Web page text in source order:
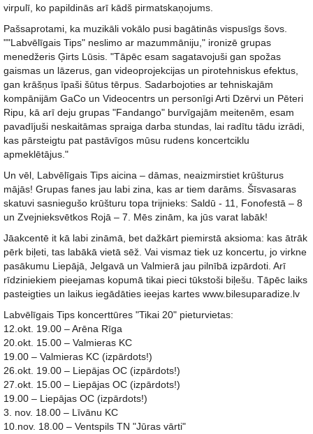
virpulī, ko papildinās arī kādš pirmatskaņojums.
Pašsaprotami, ka muzikāli vokālo pusi bagātinās vispusīgs šovs.
""Labvēlīgais Tips" neslimo ar mazummāniju," ironizē grupas
menedžeris Ģirts Lūsis. "Tāpēc esam sagatavojuši gan spožas
gaismas un lāzerus, gan videoprojekcijas un pirotehniskus efektus,
gan krāšņus īpaši šūtus tērpus. Sadarbojoties ar tehniskajām
kompānijām GaCo un Videocentrs un personīgi Arti Dzērvi un Pēteri
Ripu, kā arī deju grupas "Fandango" burvīgajām meitenēm, esam
pavadījuši neskaitāmas spraiga darba stundas, lai radītu tādu izrādi,
kas pārsteigtu pat pastāvīgos mūsu rudens koncertciklu
apmeklētājus."
Un vēl, Labvēlīgais Tips aicina – dāmas, neaizmirstiet krūšturus
mājās! Grupas fanes jau labi zina, kas ar tiem darāms. Šīsvasaras
skatuvi sasniegušo krūšturu topa trijnieks: Saldū - 11, Fonofestā – 8
un Zvejnieksvētkos Rojā – 7. Mēs zinām, ka jūs varat labāk!
Jāakcentē it kā labi zināmā, bet dažkārt piemirstā aksioma: kas ātrāk
pērk biļeti, tas labākā vietā sēž. Vai vismaz tiek uz koncertu, jo virkne
pasākumu Liepājā, Jelgavā un Valmierā jau pilnībā izpārdoti. Arī
rīdziniekiem pieejamas kopumā tikai pieci tūkstoši biļešu. Tāpēc laiks
pasteigties un laikus iegādāties ieejas kartes www.bilesuparadize.lv
Labvēlīgais Tips koncerttūres "Tikai 20" pieturvietas:
12.okt. 19.00 – Arēna Rīga
20.okt. 15.00 – Valmieras KC
19.00 – Valmieras KC (izpārdots!)
26.okt. 19.00 – Liepājas OC (izpārdots!)
27.okt. 15.00 – Liepājas OC (izpārdots!)
19.00 – Liepājas OC (izpārdots!)
3. nov. 18.00 – Līvānu KC
10.nov. 18.00 – Ventspils TN "Jūras vārti"